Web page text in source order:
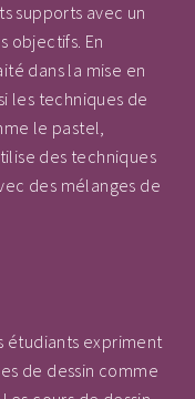
supports avec un
objectifs. En
dans la mise en
les techniques de
le pastel,
des techniques
des mélanges de
étudiants expriment
de dessin comme